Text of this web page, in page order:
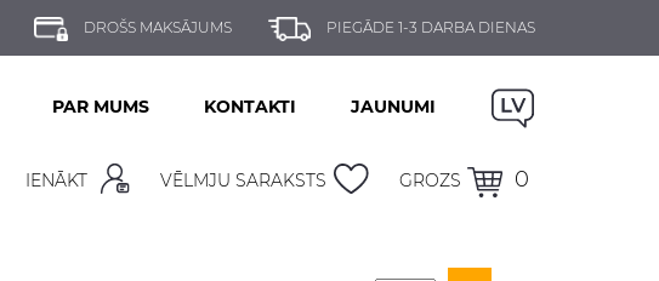
DROŠS MAKSĀJUMS PIEGĀDE 1-3 DARBA DIENAS
PAR MUMS KONTAKTI JAUNUMI
IENĀKT VĒLMJU SARAKSTS GROZS 0